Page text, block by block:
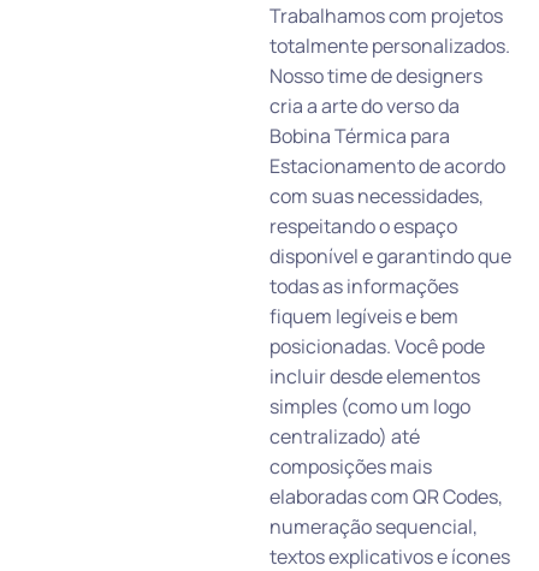
Trabalhamos com projetos
totalmente personalizados.
Nosso time de designers
cria a arte do verso da
Bobina Térmica para
Estacionamento de acordo
com suas necessidades,
respeitando o espaço
disponível e garantindo que
todas as informações
fiquem legíveis e bem
posicionadas. Você pode
incluir desde elementos
simples (como um logo
centralizado) até
composições mais
elaboradas com QR Codes,
numeração sequencial,
textos explicativos e ícones